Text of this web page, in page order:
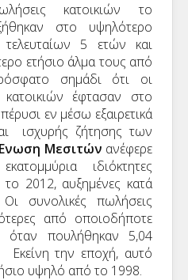
κατοικιών το
στο υψηλότερο
5 ετών και
ετήσιο άλμα τους από
σημάδι ότι οι
κατοικιών έφτασαν στο
εν μέσω εξαιρετικά
ισχυρής ζήτησης των
Μεσιτών ανέφερε
ιδιόκτητες
το 2012, αυξημένες κατά
συνολικές πωλήσεις
από οποιοδήποτε
πουλήθηκαν 5,04
Εκείνη την εποχή, αυτό
υψηλό από το 1998.